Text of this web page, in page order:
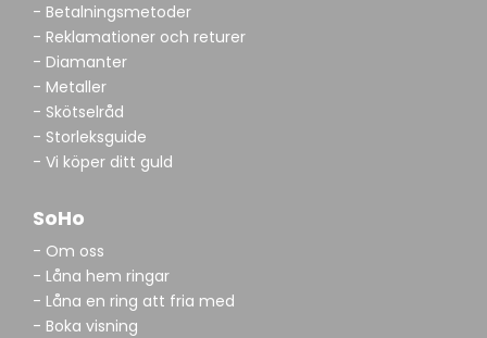
- Betalningsmetoder
- Reklamationer och returer
- Diamanter
- Metaller
- Skötselråd
- Storleksguide
- Vi köper ditt guld
SoHo
- Om oss
- Låna hem ringar
- Låna en ring att fria med
- Boka visning